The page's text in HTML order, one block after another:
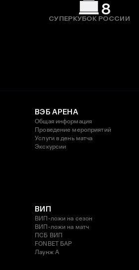
8
СУПЕРКУБОК РОССИИ
ВЭБ АРЕНА
Общая информация
Проведение мероприятий
Услуги в день матча
Экскурсии
ВИП
ВИП-ложи на сезон
ВИП-ложи на матч
ПСБ ВИП
FONBET БАР
Лаунж A